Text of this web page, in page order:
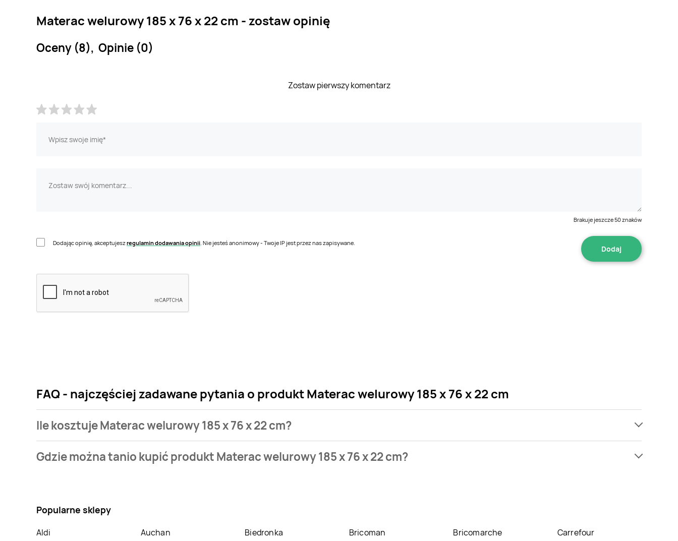
Materac welurowy 185 x 76 x 22 cm - zostaw opinię
Oceny (8), Opinie (0)
Zostaw pierwszy komentarz
Brakuje jeszcze50 znaków
Dodając opinię, akceptujeszregulamin dodawania opinii . Nie jesteś anonimowy - Twoje IP jest przez nas zapisywane.
FAQ - najczęściej zadawane pytania o produkt Materac welurowy 185 x 76 x 22 cm
Ile kosztuje Materac welurowy 185 x 76 x 22 cm?
welurowy 185 x 76 x 22 cm kosztuje od 29 zł do 59 zł.
Gdzie można tanio kupić produkt Materac welurowy 185 x 76 x 22 cm?
Popularne sklepy
Aldi Auchan Biedronka Bricoman Bricomarche Carrefour